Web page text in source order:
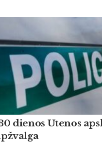
dienos Utenos